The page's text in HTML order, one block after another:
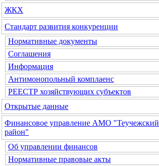
ЖКХ
Стандарт развития конкуренции
Нормативные документы
Соглашения
Информация
Антимонопольный комплаенс
РЕЕСТР хозяйствующих субъектов
Открытые данные
Финансовое управление АМО "Теучежский
район"
Об управлении финансов
Нормативные правовые акты